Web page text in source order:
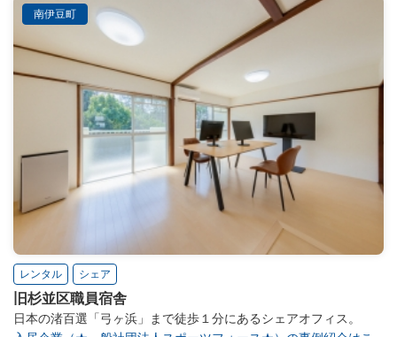
南伊豆町
レンタル シェア
旧杉並区職員宿舎
日本の渚百選「弓ヶ浜」まで徒歩１分にあるシェアオフィス。